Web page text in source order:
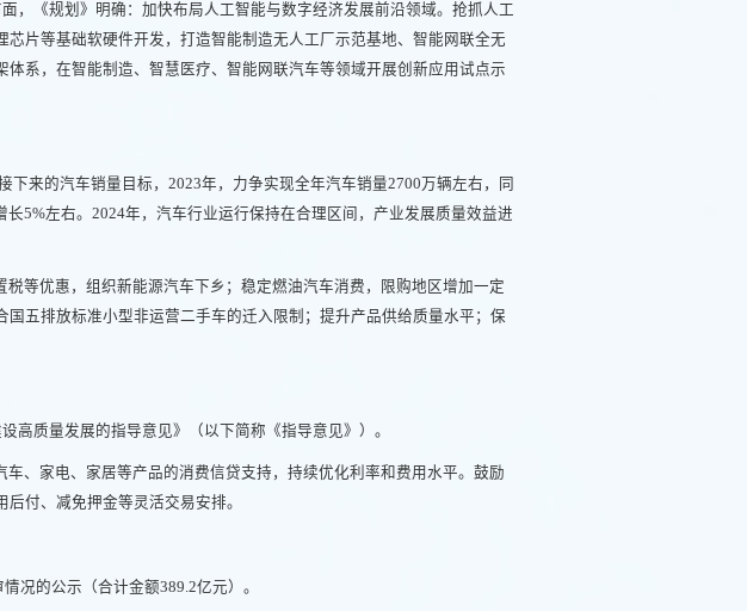
，《规划》明确：加快布局人工智能与数字经济发展前沿领域。抢抓人工
片等基础软硬件开发，打造智能制造无人工厂示范基地、智能网联全无
系，在智能制造、智慧医疗、智能网联汽车等领域开展创新应用试点示
来的汽车销量目标，2023年，力争实现全年汽车销量2700万辆左右，同
5%左右。2024年，汽车行业运行保持在合理区间，产业发展质量效益进
等优惠，组织新能源汽车下乡；稳定燃油汽车消费，限购地区增加一定
五排放标准小型非运营二手车的迁入限制；提升产品供给质量水平；保
高质量发展的指导意见》（以下简称《指导意见》）。
、家电、家居等产品的消费信贷支持，持续优化利率和费用水平。鼓励
付、减免押金等灵活交易安排。
况的公示（合计金额389.2亿元）。